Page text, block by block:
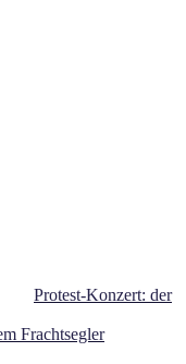
Protest-Konzert: der
Frachtsegler